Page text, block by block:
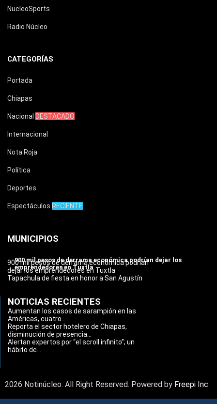
NucleoSports
Radio Núcleo
CATEGORÍAS
Portada
Chiapas
Nacional DESTACADO
Internacional
Nota Roja
Política
Deportes
Espectáculos RECIENTE
MUNICIPIOS
900 mil pesos de derrama económica podrían dejar los
emprendedores en Tuxtla
900 mil pesos de derrama económica podrían
dejar los emprendedores en Tuxtla
Tapachula de fiesta en honor a San Agustín
NOTICIAS RECIENTES
Aumentan los casos de sarampión en las
Américas, cuatro...
Reporta el sector hotelero de Chiapas,
disminución de presencia...
Alertan expertos por “el scroll infinito”; un
hábito de...
2026 Notinúcleo. All Right Reserved. Powered by Freepi Inc